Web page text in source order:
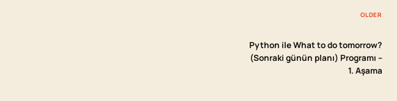
OLDER
Python ile What to do tomorrow?
(Sonraki günün planı) Programı –
1. Aşama